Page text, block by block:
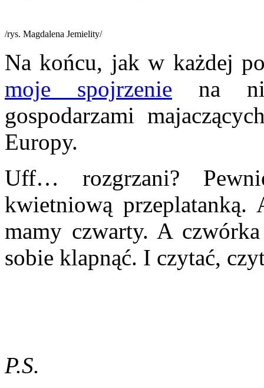
/rys. Magdalena Jemielity/
Na końcu, jak w każdej
moje spojrzenie na
gospodarzami
Europy.
Uff… rozgrzani?
kwietniową
mamy czwarty. A
sobie klapnąć. I czytać,
P.S.